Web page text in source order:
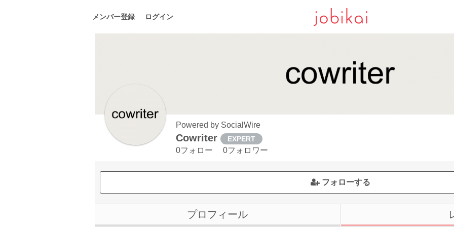
メンバー登録 ログイン
Powered by SocialWire
Cowriter EXPERT
0フォロー 0フォロワー
フォローする
プロフィール